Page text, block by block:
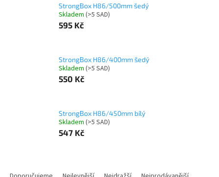
StrongBox H86/500mm šedý
Skladem (>5 SAD)
595 Kč
StrongBox H86/400mm šedý
Skladem (>5 SAD)
550 Kč
StrongBox H86/450mm bílý
Skladem (>5 SAD)
547 Kč